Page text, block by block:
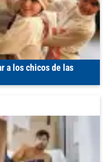
a los chicos de las